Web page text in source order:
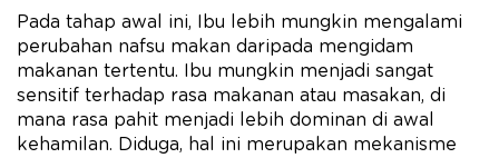
Pada tahap awal ini, Ibu lebih mungkin mengalami
perubahan nafsu makan daripada mengidam
makanan tertentu. Ibu mungkin menjadi sangat
sensitif terhadap rasa makanan atau masakan, di
mana rasa pahit menjadi lebih dominan di awal
kehamilan. Diduga, hal ini merupakan mekanisme